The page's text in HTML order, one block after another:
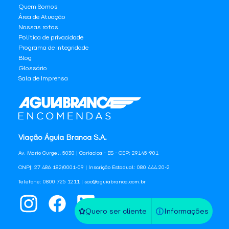
Quero ser cliente Informações
Viação Águia Branca S.A.
Av. Mario Gurgel, 5030 | Cariacica - ES - CEP: 29145-901
CNPJ: 27.486.182/0001-09 | Inscrição Estadual: 080.444.20-2
Telefone: 0800 725 1211 | sac@aguiabranca.com.br
Quem Somos
Área de Atuação
Nossas rotas
Política de privacidade
Programa de Integridade
Blog
Glossário
Sala de Imprensa